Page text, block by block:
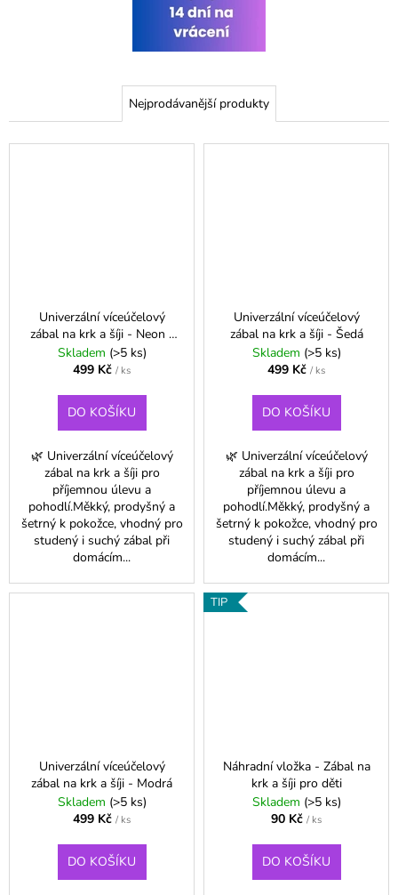
Nejprodávanější produkty
Univerzální víceúčelový
zábal na krk a šíji - Neon -
zelená
Skladem (>5 ks)
499 Kč / ks
DO KOŠÍKU
🌿 Univerzální víceúčelový
zábal na krk a šíji pro
příjemnou úlevu a
pohodlí.Měkký, prodyšný a
šetrný k pokožce, vhodný pro
studený i suchý zábal při
domácím...
Univerzální víceúčelový
zábal na krk a šíji - Šedá
Skladem (>5 ks)
499 Kč / ks
DO KOŠÍKU
🌿 Univerzální víceúčelový
zábal na krk a šíji pro
příjemnou úlevu a
pohodlí.Měkký, prodyšný a
šetrný k pokožce, vhodný pro
studený i suchý zábal při
domácím...
Univerzální víceúčelový
zábal na krk a šíji - Modrá
Skladem (>5 ks)
499 Kč / ks
DO KOŠÍKU
TIP
Náhradní vložka - Zábal na
krk a šíji pro děti
Skladem (>5 ks)
90 Kč / ks
DO KOŠÍKU